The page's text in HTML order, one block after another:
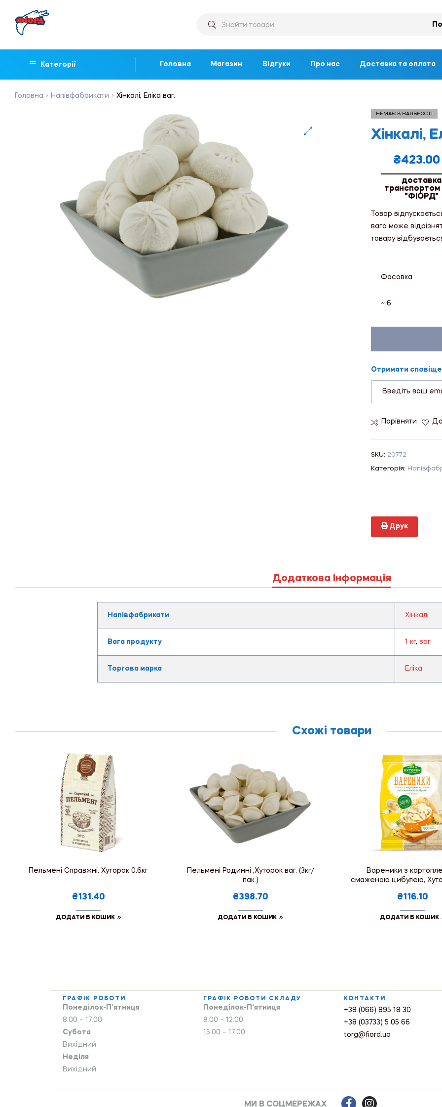
Категорії Головна Магазин Відгуки Про нас Доставка та оплата
Головна Напівфабрикати Хінкалі, Еліка ваг.
НЕМАЄ В НАЯВНОСТІ
Хінкалі,
₴423.00
доставка
"ФІОРД"
Товар
вага може
товару
Фасовка
~ 6
Отримати
Порівняти
SKU: 20772
Категорія:
Друк
Додаткова Інформація
Напівфабрикати Хінкалі
Вага продукту 1 кг, ваг.
Торгова марка Еліка
Схожі товари
Пельмені Справжні, Хуторок 0,6кг
₴131.40
ДОДАТИ В КОШИК
Пельмені Родинні ,Хуторок ваг. (3кг/
пак.)
₴398.70
ДОДАТИ В КОШИК
Вареники з
смаженою цибулею,
₴116.10
ДОДАТИ В КОШИК
ГРАФІК РОБОТИ
Понеділок-П’ятниця
8.00 – 17.00
Субота
Вихідний
Неділя
Вихідний
ГРАФІК РОБОТИ СКЛАДУ
Понеділок-П’ятниця
8.00 – 12.00
15.00 – 17.00
КОНТАКТИ
+38 (066) 895 18 30
+38 (03733) 5 05 66
torg@fiord.ua
МИ В СОЦМЕРЕЖАХ